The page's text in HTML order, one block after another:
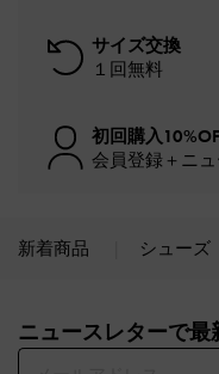
サイズ交換
１回無料
初回購入
会員登録＋ニ
新着商品 シューズ
ニュースレターで最